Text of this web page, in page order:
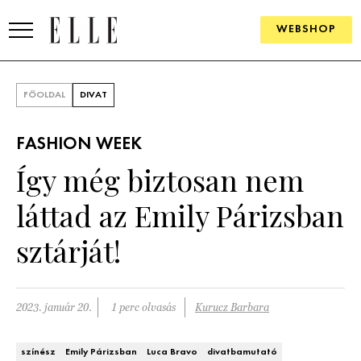
WEBSHOP
SZÉPSÉG
ÉLETMÓD
PÁRKAPCSOLAT
FŐOLDAL DIVAT
FASHION WEEK
Így még biztosan nem
láttad az Emily Párizsban
sztárját!
2023. január 20. 1 perc olvasás Kurucz Barbara
színész Emily Párizsban Luca Bravo divatbamutató